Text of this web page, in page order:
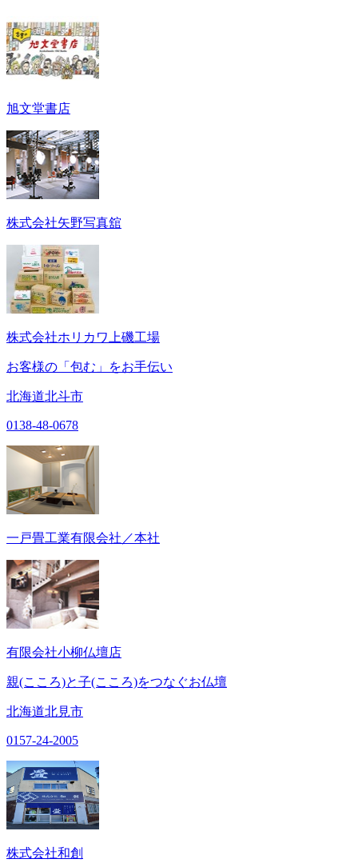
旭文堂書店
株式会社矢野写真舘
株式会社ホリカワ上磯工場
お客様の「包む」をお手伝い
北海道北斗市
0138-48-0678
一戸畳工業有限会社／本社
有限会社小柳仏壇店
親(こころ)と子(こころ)をつなぐお仏壇
北海道北見市
0157-24-2005
株式会社和創